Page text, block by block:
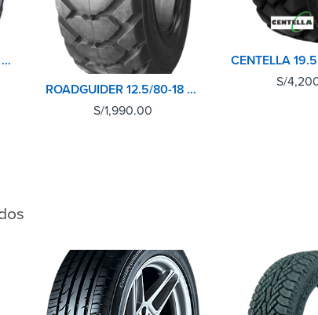
ROADGUIDER 12.5/80-18 14PR QH604 R4 TL
ROADGUIDER 12.5/80-18 14PR QH608 TL P/OSO
S/1,990.00
S/